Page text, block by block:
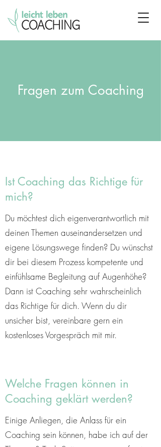
Fragen zum Coaching
Ist Coaching das Richtige für
mich?
Du möchtest dich eigenverantwortlich mit
deinen Themen auseinandersetzen und
eigene Lösungswege finden? Du wünschst
dir bei diesem Prozess kompetente und
einfühlsame Begleitung auf Augenhöhe?
Dann ist Coaching sehr wahrscheinlich
das Richtige für dich. Wenn du dir
unsicher bist, vereinbare gern ein
kostenloses Vorgespräch mit mir.
Welche Fragen können in
Coaching geklärt werden?
Einige Anliegen, die Anlass für ein
Coaching sein können, habe ich auf der